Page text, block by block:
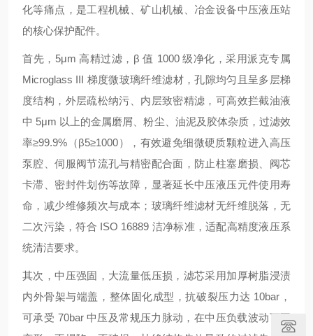
化等痛点，是工程机械、矿山机械、冶金设备中压液压站
的核心保护配件。
首先， 5μm 高精过滤，β 值 1000 级净化 ，采用派克专属
Microglass III 梯度微玻璃纤维滤材，孔隙均匀且呈多层梯
度结构，外层疏松纳污、内层致密精滤，可高效拦截油液
中 5μm 以上的金属磨屑、粉尘、油泥及胶体杂质，过滤效
率≥99.9%（β5≥1000），有效避免细微硬质颗粒进入高压
泵腔、伺服阀节流孔与精密配合面，防止柱塞磨损、阀芯
卡滞、密封件划伤等故障，显著延长中压液压元件使用寿
命，减少维修频次与成本；玻璃纤维滤材无纤维脱落，无
二次污染，符合 ISO 16889 洁净标准，适配高精度液压系
统清洁要求。
其次，中压强固，大流量低压损 ，滤芯采用加厚树脂浸渍
内外骨架与端盖，整体固化成型，抗破裂压力达 10bar，
可承受 70bar 中压及常规压力脉动，在中压负载波动下不